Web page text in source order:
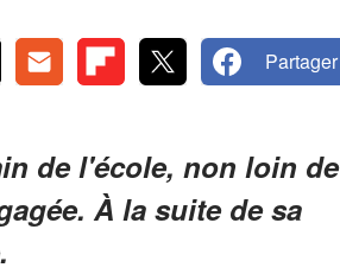
Partager
de l'école, non loin de
À la suite de sa